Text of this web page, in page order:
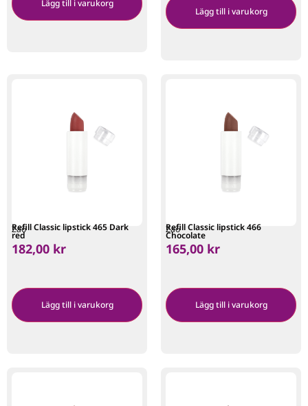
Lägg till i varukorg
Lägg till i varukorg
Zao
Refill Classic lipstick 465 Dark
red
182,00 kr
Lägg till i varukorg
Zao
Refill Classic lipstick 466
Chocolate
165,00 kr
Lägg till i varukorg